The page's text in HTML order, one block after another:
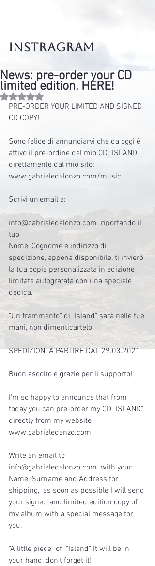
instragram
News: pre-order your CD
limited edition, HERE!
Valutazione NaN stelle su 5.
PRE-ORDER YOUR LIMITED AND SIGNED
CD COPY!
Sono felice di annunciarvi che da oggi è
attivo il pre-ordine del mio CD "ISLAND"
direttamente dal mio sito:
www.gabrieledalonzo.com/music
Scrivi un'email a:
info@gabrieledalonzo.com  riportando il
tuo
Nome, Cognome e indirizzo di
spedizione, appena disponibile, ti invierò
la tua copia personalizzata in edizione
limitata autografata con una speciale
dedica.
"Un frammento" di "Island" sarà nelle tue
mani, non dimenticartelo!
SPEDIZIONI A PARTIRE DAL 29.03.2021
Buon ascolto e grazie per il supporto!
I'm so happy to announce that from
today you can pre-order my CD "ISLAND"
directly from my website
www.gabrieledanzo.com
Write an email to
info@gabrieledalonzo.com  with your
Name, Surname and Address for
shipping,  as soon as possible I will send
your signed and limited edition copy of
my album with a special message for
you.
"A little piece" of  "Island" It will be in
your hand, don't forget it!